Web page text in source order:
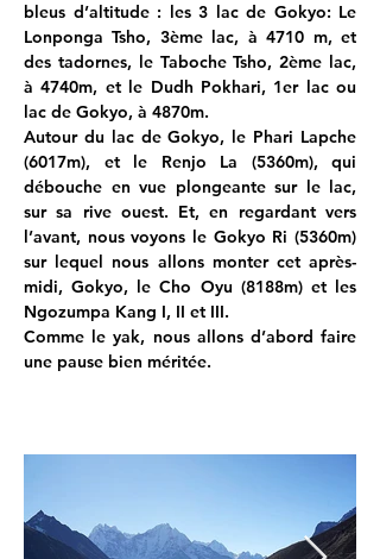
bleus d’altitude : les 3 lac de Gokyo: Le
Lonponga Tsho, 3ème lac, à 4710 m, et
des tadornes, le Taboche Tsho, 2ème lac,
à 4740m, et le Dudh Pokhari, 1er lac ou
lac de Gokyo, à 4870m.
Autour du lac de Gokyo, le Phari Lapche
(6017m), et le Renjo La (5360m), qui
débouche en vue plongeante sur le lac,
sur sa rive ouest. Et, en regardant vers
l’avant, nous voyons le Gokyo Ri (5360m)
sur lequel nous allons monter cet après-
midi, Gokyo, le Cho Oyu (8188m) et les
Ngozumpa Kang I, II et III.
Comme le yak, nous allons d’abord faire
une pause bien méritée.